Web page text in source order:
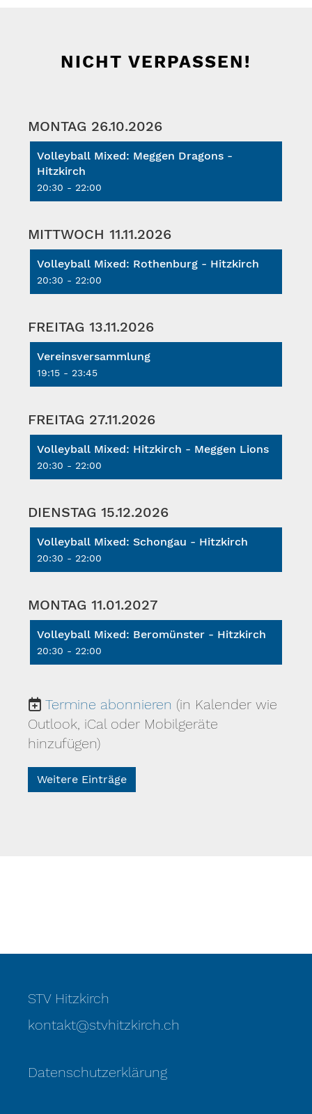
NICHT VERPASSEN!
MONTAG 26.10.2026
Volleyball Mixed: Meggen Dragons -
Hitzkirch
20:30 - 22:00
MITTWOCH 11.11.2026
Volleyball Mixed: Rothenburg - Hitzkirch
20:30 - 22:00
FREITAG 13.11.2026
Vereinsversammlung
19:15 - 23:45
FREITAG 27.11.2026
Volleyball Mixed: Hitzkirch - Meggen Lions
20:30 - 22:00
DIENSTAG 15.12.2026
Volleyball Mixed: Schongau - Hitzkirch
20:30 - 22:00
MONTAG 11.01.2027
Volleyball Mixed: Beromünster - Hitzkirch
20:30 - 22:00
Termine abonnieren (in Kalender wie
Outlook, iCal oder Mobilgeräte
hinzufügen)
Weitere Einträge
STV Hitzkirch
kontakt@stvhitzkirch.ch
Datenschutzerklärung